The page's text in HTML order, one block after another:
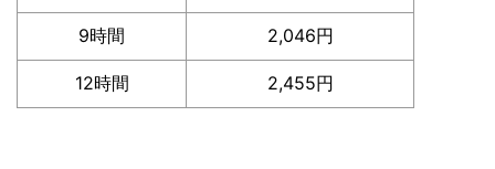
9時間 2,046円
12時間 2,455円